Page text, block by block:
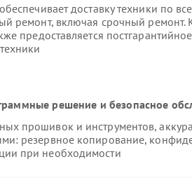
доставку техники по
ремонт, включая срочный ремонт.
предоставляется
решение и безопасное
прошивок и инструментов,
резервное копирование,
при необходимости